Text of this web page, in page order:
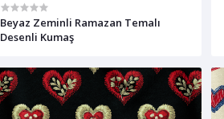
Beyaz Zeminli Ramazan Temalı
Desenli Kumaş